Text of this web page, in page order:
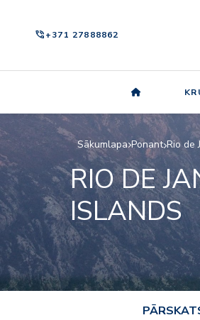
phone_in_talk+371 27888862
Sākumlapa Ponant Rio de
RIO DE
ISLANDS